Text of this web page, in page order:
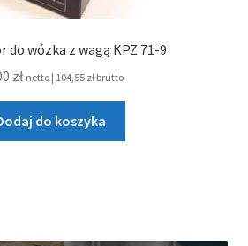
do wózka z wagą KPZ 71-9
zł netto | 104,55 złbrutto
do koszyka